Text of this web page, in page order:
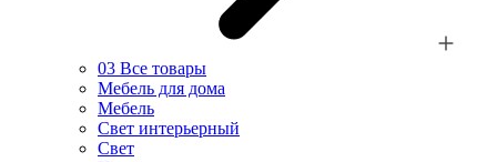
03 Все товары
Мебель для дома
Мебель
Свет интерьерный
Свет